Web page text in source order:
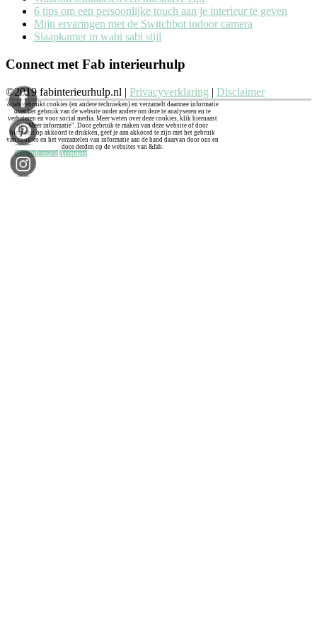
6 tips om een persoonlijke touch aan je interieur te geven
Mijn ervaringen met de Switchbot indoor camera
Slaapkamer in wabi sabi stijl
Connect met Fab interieurhulp
©2019 fabinterieurhulp.nl | Privacyverklaring | Disclaimer
&fab gebruikt cookies (en andere technieken) en verzamelt daarmee informatie
over het gebruik van de website onder andere om deze te analyseren en te
verbeteren en voor social media. Meer weten over deze cookies, klik hiernaast
op "Meer informatie". Door gebruik te maken van deze website of door
hiernaast op akkoord te drukken, geef je aan akkoord te zijn met het gebruik
van cookies en het verzamelen van informatie aan de hand daarvan door ons en
door derden op de websites van &fab.
Meer informatie Accepteer